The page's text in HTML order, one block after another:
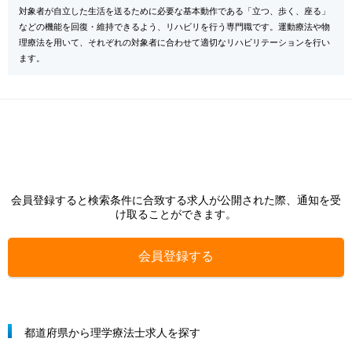
対象者が自立した生活を送るために必要な基本動作である「立つ、歩く、座る」
などの機能を回復・維持できるよう、リハビリを行う専門職です。運動療法や物
理療法を用いて、それぞれの対象者に合わせて適切なリハビリテーションを行い
ます。
会員登録すると検索条件に合致する求人が公開された際、通知を受
け取ることができます。
会員登録する
都道府県から理学療法士求人を探す